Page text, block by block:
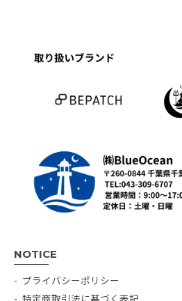
NOTICE
プライバシーポリシー
特定商取引法に基づく表記